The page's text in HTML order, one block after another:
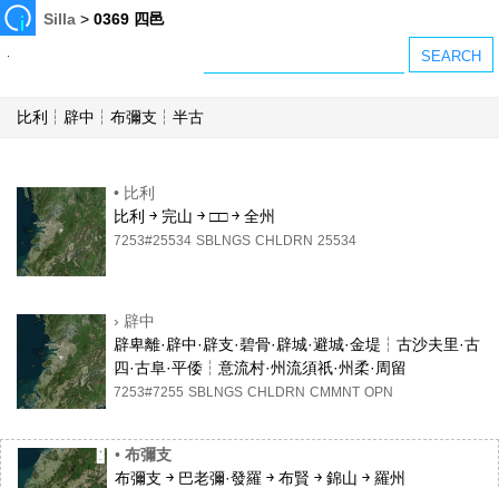
Silla >0369 四邑
比利┆辟中┆布彌支┆半古
• 比利
比利 ￫ 完山 ￫ □□ ￫ 全州
7253#25534 SBLNGS CHLDRN 25534
› 辟中
辟卑離·辟中·辟支·碧骨·辟城·避城·金堤┆古沙夫里·古
四·古阜·平倭┆意流村·州流須祇·州柔·周留
7253#7255 SBLNGS CHLDRN CMMNT OPN
• 布彌支
布彌支 ￫ 巴老彌·發羅 ￫ 布賢 ￫ 錦山 ￫ 羅州